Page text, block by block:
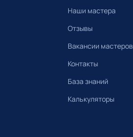
Наши мастера
Отзывы
Вакансии мастеров
Контакты
База знаний
Калькуляторы